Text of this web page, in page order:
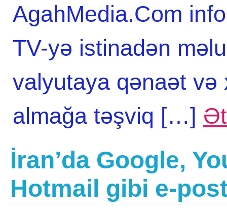
AgahMedia.Com
TV-yə istinadən
valyutaya qənaət və
almağa təşviq […]
İran’da Google,
Hotmail gibi e-